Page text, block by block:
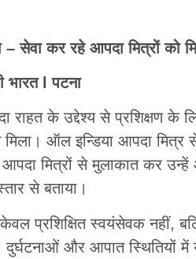
– सेवा कर रहे आपदा मित्रों को
l पटना
राहत के उद्देश्य से प्रशिक्षण के
मिला। ऑल इन्डिया आपदा मित्र
मित्रों से मुलाकात कर उन्हें
से बताया।
प्रशिक्षित स्वयंसेवक नहीं,
और आपात स्थितियों में